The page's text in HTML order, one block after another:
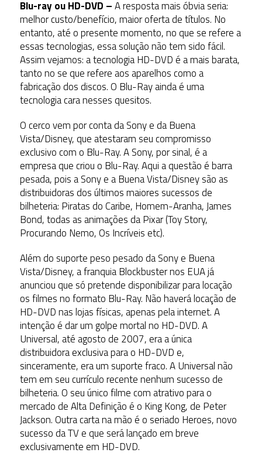
Blu-ray ou HD-DVD –A resposta mais óbvia seria:
melhor custo/benefício, maior oferta de títulos. No
entanto, até o presente momento, no que se refere a
essas tecnologias, essa solução não tem sido fácil.
Assim vejamos: a tecnologia HD-DVD é a mais barata,
tanto no se que refere aos aparelhos como a
fabricação dos discos. O Blu-Ray ainda é uma
tecnologia cara nesses quesitos.
O cerco vem por conta da Sony e da Buena
Vista/Disney, que atestaram seu compromisso
exclusivo com o Blu-Ray. A Sony, por sinal, é a
empresa que criou o Blu-Ray. Aqui a questão é barra
pesada, pois a Sony e a Buena Vista/Disney são as
distribuidoras dos últimos maiores sucessos de
bilheteria: Piratas do Caribe, Homem-Aranha, James
Bond, todas as animações da Pixar (Toy Story,
Procurando Nemo, Os Incríveis etc).
Além do suporte peso pesado da Sony e Buena
Vista/Disney, a franquia Blockbuster nos EUA já
anunciou que só pretende disponibilizar para locação
os filmes no formato Blu-Ray. Não haverá locação de
HD-DVD nas lojas físicas, apenas pela internet. A
intenção é dar um golpe mortal no HD-DVD. A
Universal, até agosto de 2007, era a única
distribuidora exclusiva para o HD-DVD e,
sinceramente, era um suporte fraco. A Universal não
tem em seu currículo recente nenhum sucesso de
bilheteria. O seu único filme com atrativo para o
mercado de Alta Definição é o King Kong, de Peter
Jackson. Outra carta na mão é o seriado Heroes, novo
sucesso da TV e que será lançado em breve
exclusivamente em HD-DVD.